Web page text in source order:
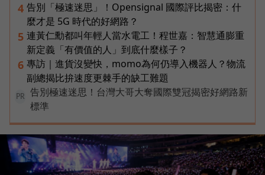
4 告別「極速迷思」！Opensignal 國際評比揭密：什
麼才是 5G 時代的好網路？
5 連黃仁勳都叫年輕人當水電工！程世嘉：智慧通膨重
新定義「有價值的人」到底什麼樣子？
6 專訪｜進貨沒變快，momo為何仍導入機器人？物流
副總揭比拚速度更棘手的缺工難題
PR
告別極速迷思！台灣大哥大奪國際雙冠揭密好網路新
標準